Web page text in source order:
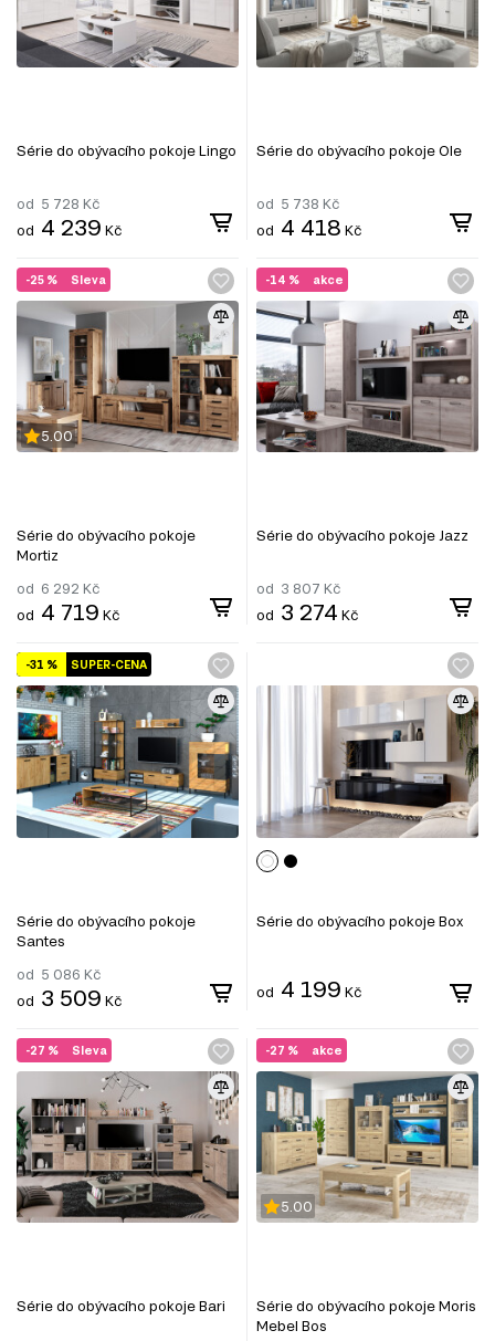
Série do obývacího pokoje Lingo
od 5 728 Kč
od 4 239 Kč
Série do obývacího pokoje Ole
od 5 738 Kč
od 4 418 Kč
Sleva
-25 %
5.00
Série do obývacího pokoje
Mortiz
od 6 292 Kč
od 4 719 Kč
akce
-14 %
Série do obývacího pokoje Jazz
od 3 807 Kč
od 3 274 Kč
SUPER-CENA
-31 %
Série do obývacího pokoje
Santes
od 5 086 Kč
od 3 509 Kč
Série do obývacího pokoje Box
od 4 199 Kč
Sleva
-27 %
Série do obývacího pokoje Bari
akce
-27 %
5.00
Série do obývacího pokoje Moris
Mebel Bos